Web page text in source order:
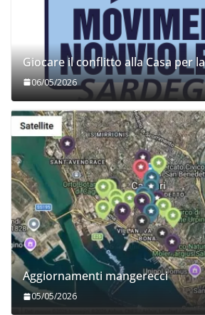
Giocare il conflitto alla Casa per
06/05/2026
Aggiornamenti mangerecci
05/05/2026